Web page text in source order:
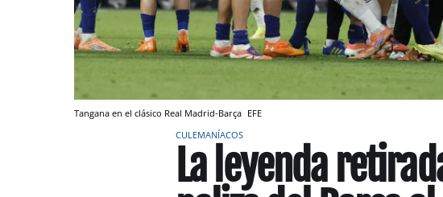
Tangana en el clásico Real Madrid-Barça EFE
CULEMANÍACOS
La leyenda